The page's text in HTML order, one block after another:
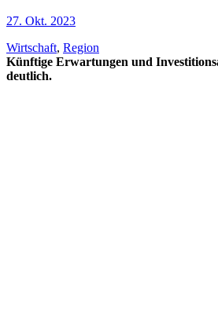
27. Okt. 2023
Wirtschaft, Region
Künftige Erwartungen und
deutlich.